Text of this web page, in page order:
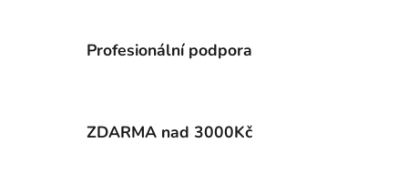
Profesionální podpora
ZDARMA nad 3000Kč